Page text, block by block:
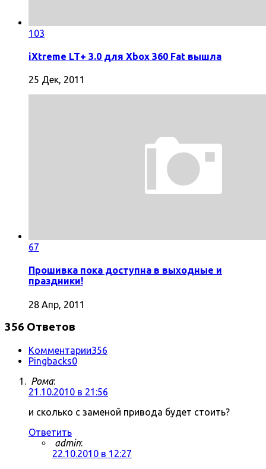
103
iXtreme LT+ 3.0 для Xbox 360 Fat вышла
25 Дек, 2011
67
Прошивка пока доступна в выходные и
праздники!
28 Апр, 2011
356 Ответов
Комментарии356
Pingbacks0
Рома:
21.10.2010 в 21:56
и сколько с заменой привода будет стоить?
Ответить
admin:
22.10.2010 в 12:27